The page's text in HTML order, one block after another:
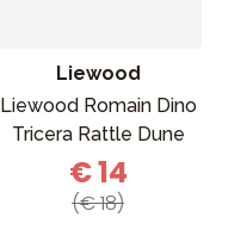
Liewood
Liewood Romain Dino
Tricera Rattle Dune
€ 14
(€ 18)